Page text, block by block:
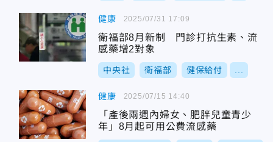
健康
衛福部8月新制 門診打抗生素、流
感藥增2對象
中央社 衛福部 健保給付
2025/07/31 17:09
健康
「產後兩週內婦女、肥胖兒童青少
年」8月起可用公費流感藥
2025/07/15 14:40